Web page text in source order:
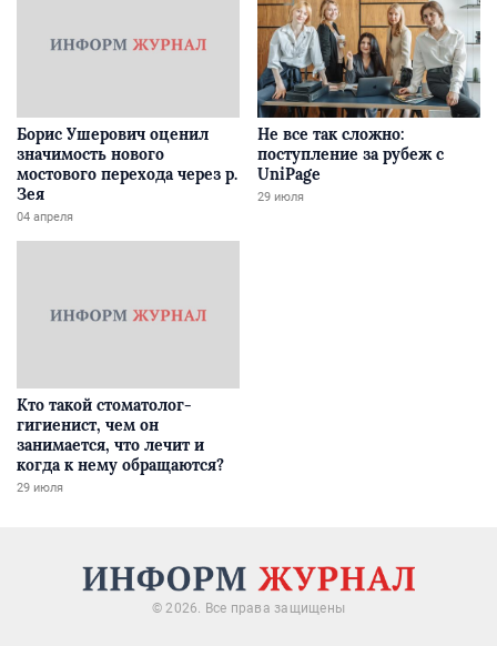
Борис Ушерович оценил
значимость нового
мостового перехода через р.
Зея
04 апреля
Не все так сложно:
поступление за рубеж с
UniPage
29 июля
Кто такой стоматолог-
гигиенист, чем он
занимается, что лечит и
когда к нему обращаются?
29 июля
© 2026. Все права защищены